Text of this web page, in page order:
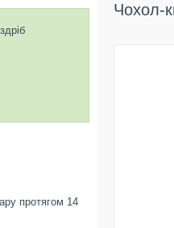
Чохол-
протягом 14